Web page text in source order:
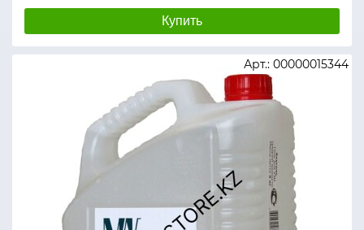
Купить
Арт.: 00000015344